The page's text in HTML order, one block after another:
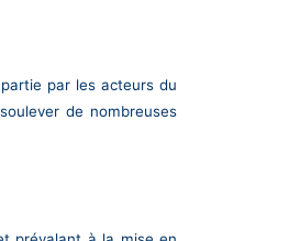
par les acteurs du
de nombreuses